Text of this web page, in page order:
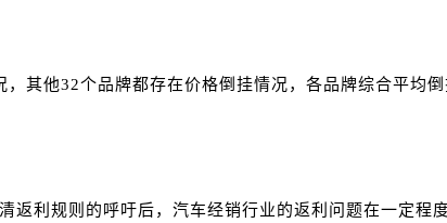
其他32个品牌都存在价格倒挂情况，各品牌综合平均
利规则的呼吁后，汽车经销行业的返利问题在一定程